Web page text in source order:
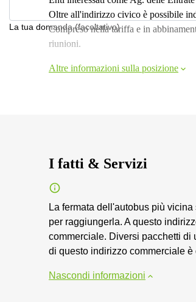
La tua domanda (facoltativo)
Oltre all'indirizzo civico è possibile
Compreso nella tariffa e in
riunioni.
Altre informazioni sulla posizione
I fatti & Servizi
La fermata dell'autobus più
per raggiungerla. A questo
commerciale. Diversi pacchetti
di questo indirizzo commerciale
Nascondi informazioni